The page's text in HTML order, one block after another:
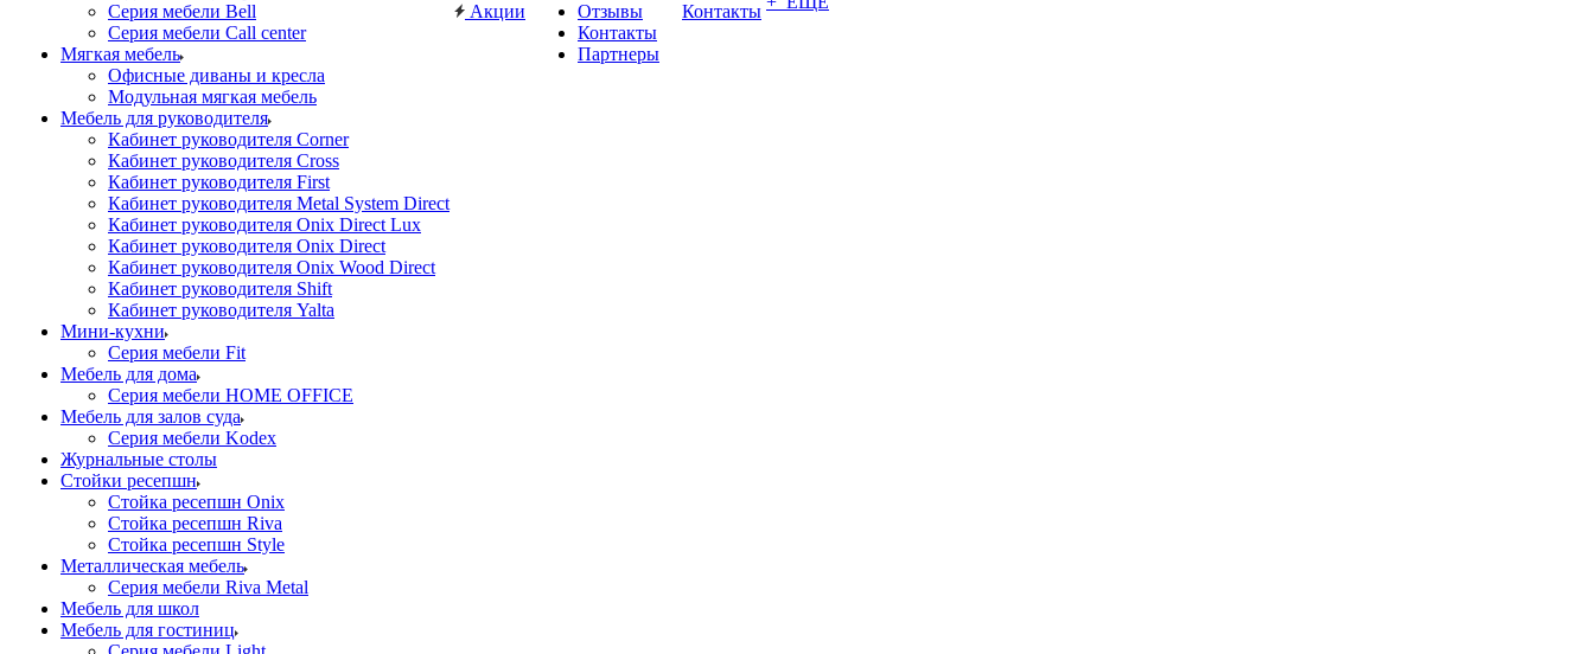
Серия мебели Bell
Серия мебели Call center
Мягкая мебель
Офисные диваны и кресла
Модульная мягкая мебель
Мебель для руководителя
Кабинет руководителя Corner
Кабинет руководителя Cross
Кабинет руководителя First
Кабинет руководителя Metal System Direct
Кабинет руководителя Onix Direct Lux
Кабинет руководителя Onix Direct
Кабинет руководителя Onix Wood Direct
Кабинет руководителя Shift
Кабинет руководителя Yalta
Мини-кухни
Серия мебели Fit
Мебель для дома
Серия мебели HOME OFFICE
Мебель для залов суда
Серия мебели Kodex
Журнальные столы
Стойки ресепшн
Стойка ресепшн Onix
Стойка ресепшн Riva
Стойка ресепшн Style
Металлическая мебель
Серия мебели Riva Metal
Мебель для школ
Мебель для гостиниц
Акции
Отзывы
Контакты
Партнеры
Контакты